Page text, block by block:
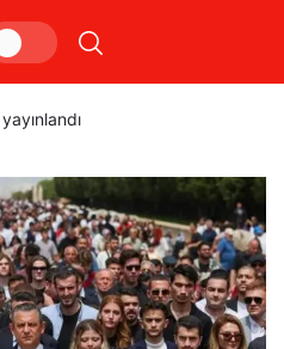
Anıtkabir
yayınlandı